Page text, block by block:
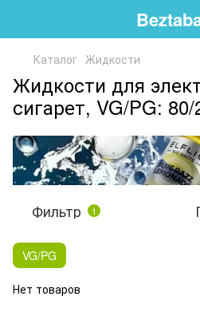
Каталог Жидкости
Жидкости для
сигарет, VG/PG: 80/
Фильтр 1
VG/PG
Нет товаров